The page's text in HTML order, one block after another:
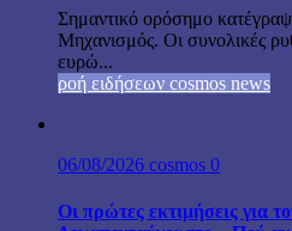
Σημαντικό ορόσημο
Μηχανισμός. Οι συνολικές
ευρώ...
ροή ειδήσεων cosmos news
06/08/2026 cosmos 0
Οι πρώτες εκτιμήσεις για